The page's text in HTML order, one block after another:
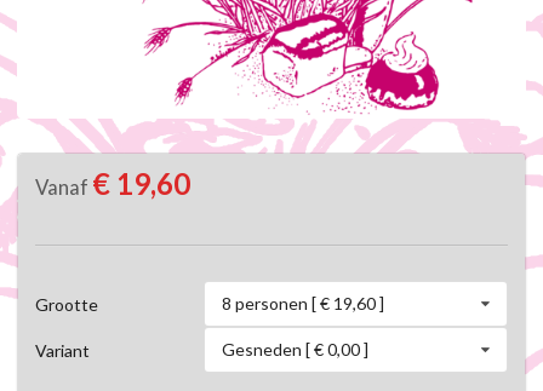
Vanaf € 19,60
Grootte 8 personen [ € 19,60 ]
Variant Gesneden [ € 0,00 ]